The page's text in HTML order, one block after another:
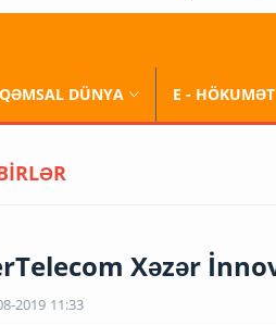
DÜNYA E - HÖKUMƏT
Xəzər
2019 11:33